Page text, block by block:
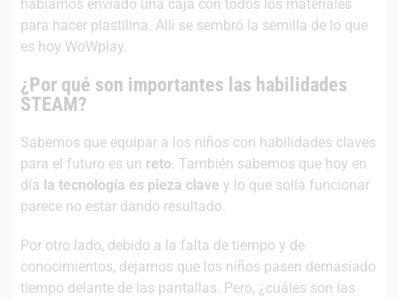
habíamos enviado una caja con todos los materiales
para hacer plastilina. Allí se sembró la semilla de lo que
es hoy WoWplay.
¿Por qué son importantes las habilidades
STEAM?
Sabemos que equipar a los niños con habilidades claves
para el futuro es un reto . También sabemos que hoy en
día la tecnología es pieza clave y lo que solía funcionar
parece no estar dando resultado.
Por otro lado, debido a la falta de tiempo y de
conocimientos, dejamos que los niños pasen demasiado
tiempo delante de las pantallas. Pero, ¿cuáles son las